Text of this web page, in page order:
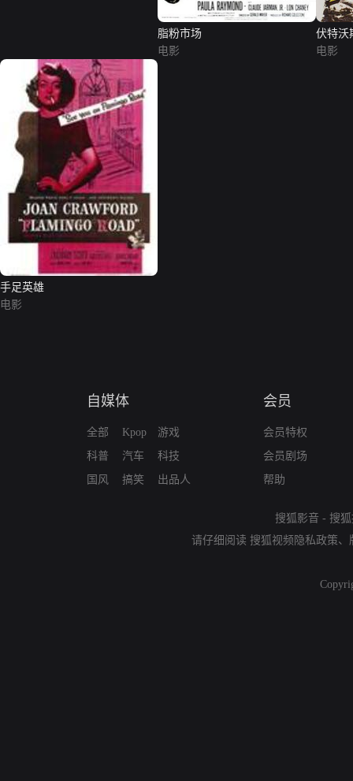
脂粉市场
电影
伏特沃
电影
手足英雄
电影
自媒体
全部
科普
国风
Kpop
汽车
搞笑
游戏
科技
出品人
会员
会员特权
会员剧场
帮助
搜狐影音 - 搜
请仔细阅读 搜狐视频隐私政策、